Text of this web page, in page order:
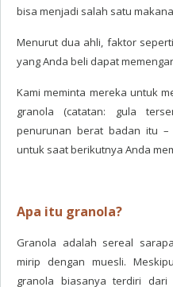
bisa menjadi salah satu
Menurut dua ahli, faktor
yang Anda beli dapat
Kami meminta mereka untuk
granola (catatan: gula
penurunan berat badan itu
untuk saat berikutnya Anda
Apa itu granola?
Granola adalah sereal
mirip dengan muesli.
granola biasanya terdiri dari